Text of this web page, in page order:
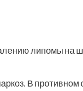
липомы на
В противном